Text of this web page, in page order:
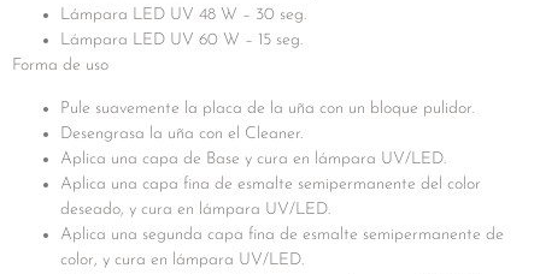
Lámpara LED UV 48 W – 30 seg.
Lámpara LED UV 60 W – 15 seg.
Forma de uso
Pule suavemente la placa de la uña con un bloque pulidor.
Desengrasa la uña con el Cleaner.
Aplica una capa de Base y cura en lámpara UV/LED.
Aplica una capa fina de esmalte semipermanente del color
deseado, y cura en lámpara UV/LED.
Aplica una segunda capa fina de esmalte semipermanente de
color, y cura en lámpara UV/LED.